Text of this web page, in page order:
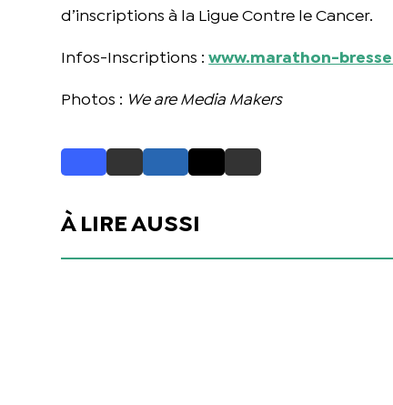
d’inscriptions à la Ligue Contre le Cancer.
Infos-Inscriptions :www.marathon-
Photos : We are Media Makers
À LIRE AUSSI